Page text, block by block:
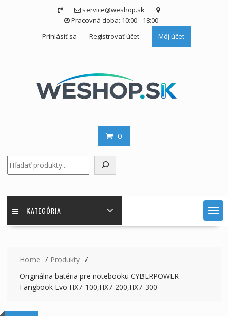
service@weshop.sk
Pracovná doba: 10:00 - 18:00
Prihlásiť sa
Registrovať účet Môj účet
0
KATEGÓRIA
Home
Produkty
Originálna batéria pre notebooku CYBERPOWER
Fangbook Evo HX7-100,HX7-200,HX7-300